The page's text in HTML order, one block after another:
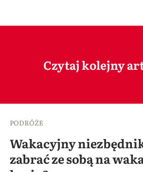
Czytaj kolejny
PODRÓŻE
Wakacyjny
zabrać ze sobą na